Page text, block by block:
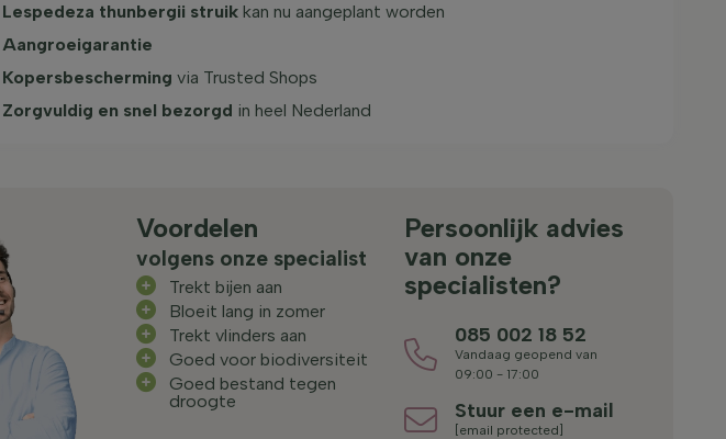
Lespedeza thunbergii struikkan nu aangeplant worden
Aangroeigarantie
Kopersbescherming via Trusted Shops
Zorgvuldig en snel bezorgd in heel Nederland
Voordelen
volgens onze specialist
Trekt bijen aan
Bloeit lang in zomer
Trekt vlinders aan
Goed voor biodiversiteit
Goed bestand tegen
droogte
Persoonlijk advies
van onze
specialisten?
085 002 18 52
Vandaag geopend van
09:00 - 17:00
Stuur een e-mail
[email protected]